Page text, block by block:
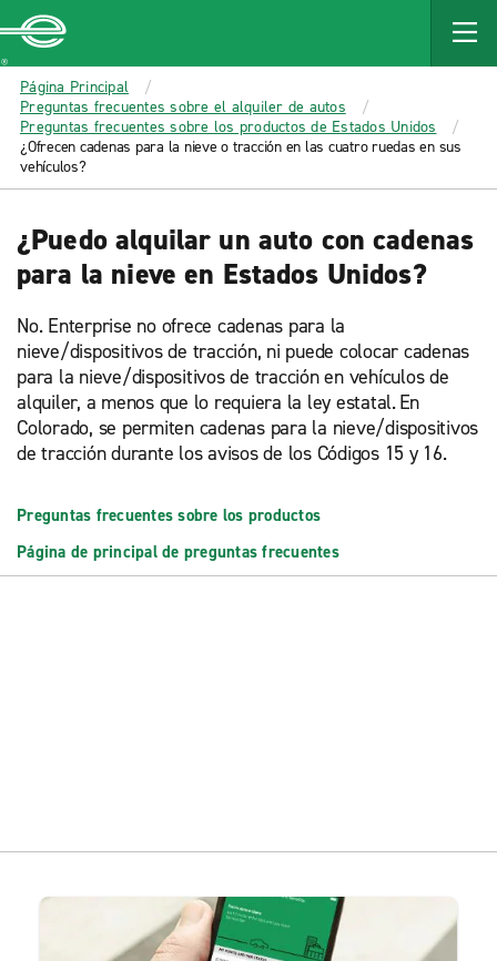
MAIN
CONTENT
Enterprise
Página Principal
Preguntas frecuentes sobre el alquiler de autos
Preguntas frecuentes sobre los productos de Estados Unidos
¿Ofrecen cadenas para la nieve o tracción en las cuatro ruedas en sus
vehículos?
¿Puedo alquilar un auto con cadenas
para la nieve en Estados Unidos?
No. Enterprise no ofrece cadenas para la
nieve/dispositivos de tracción, ni puede colocar cadenas
para la nieve/dispositivos de tracción en vehículos de
alquiler, a menos que lo requiera la ley estatal. En
Colorado, se permiten cadenas para la nieve/dispositivos
de tracción durante los avisos de los Códigos 15 y 16.
Preguntas frecuentes sobre los productos
Página de principal de preguntas frecuentes